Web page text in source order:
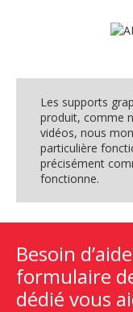
Les supports
produit, comme
vidéos, nous
particulière
précisément
fonctionne.
Besoin
formulaire
dédié vous